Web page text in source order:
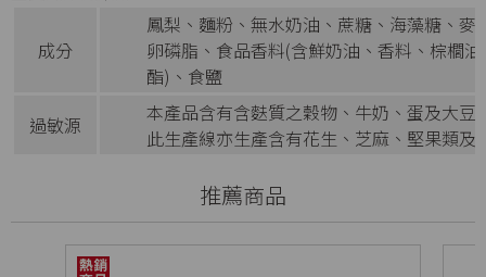
成分
鳳梨、麵粉、無水奶油、蔗糖、海藻糖、
卵磷脂、食品香料(含鮮奶油、香料、棕櫚
酯)、食鹽
過敏源
本產品含有含麩質之穀物、牛奶、蛋及大豆
此生產線亦生產含有花生、芝麻、堅果類及
推薦商品